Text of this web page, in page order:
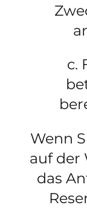
c.
Wenn
auf der
das